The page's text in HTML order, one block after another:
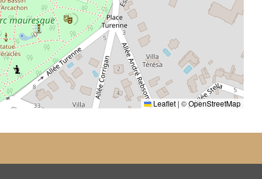
Leaflet | ©OpenStreetMap